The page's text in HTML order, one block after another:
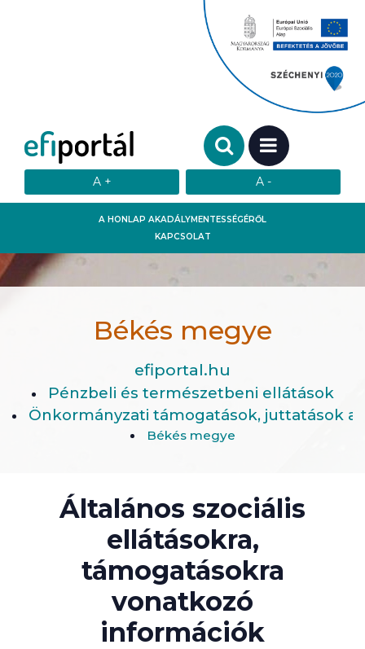
A HONLAP AKADÁLYMENTESSÉGÉRŐL
KAPCSOLAT
Keresendő szó:
MENÜ
Békés megye
efiportal.hu
Pénzbeli és természetbeni ellátások
Önkormányzati támogatások, juttatások
Békés megye
Általános szociális
ellátásokra,
támogatásokra
vonatkozó
információk